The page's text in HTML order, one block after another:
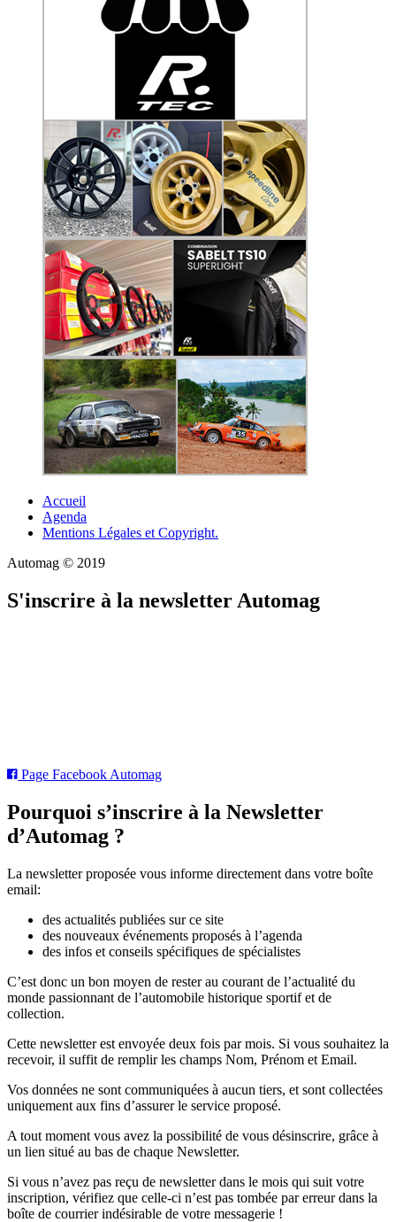
Accueil
Agenda
Mentions Légales et Copyright.
Automag © 2019
S'inscrire à la newsletter Automag
Page Facebook Automag
Pourquoi s’inscrire à la Newsletter
d’Automag ?
La newsletter proposée vous informe directement dans votre boîte
email:
des actualités publiées sur ce site
des nouveaux événements proposés à l’agenda
des infos et conseils spécifiques de spécialistes
C’est donc un bon moyen de rester au courant de l’actualité du
monde passionnant de l’automobile historique sportif et de
collection.
Cette newsletter est envoyée deux fois par mois. Si vous souhaitez la
recevoir, il suffit de remplir les champs Nom, Prénom et Email.
Vos données ne sont communiquées à aucun tiers, et sont collectées
uniquement aux fins d’assurer le service proposé.
A tout moment vous avez la possibilité de vous désinscrire, grâce à
un lien situé au bas de chaque Newsletter.
Si vous n’avez pas reçu de newsletter dans le mois qui suit votre
inscription, vérifiez que celle-ci n’est pas tombée par erreur dans la
boîte de courrier indésirable de votre messagerie !